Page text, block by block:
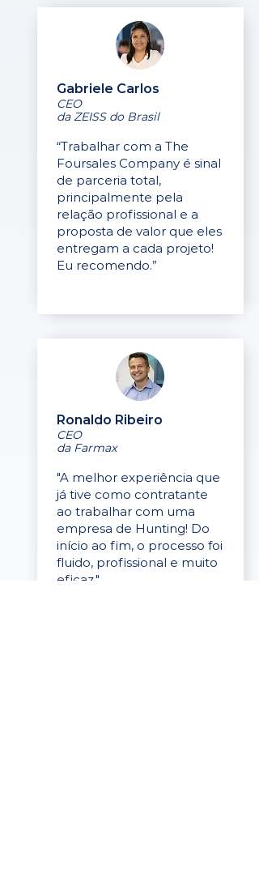
Gabriele Carlos
CEO
da ZEISS do Brasil
“Trabalhar com a The
Foursales Company é sinal
de parceria total,
principalmente pela
relação profissional e a
proposta de valor que eles
entregam a cada projeto!
Eu recomendo.”
Ronaldo Ribeiro
CEO
da Farmax
"A melhor experiência que
já tive como contratante
ao trabalhar com uma
empresa de Hunting! Do
início ao fim, o processo foi
fluido, profissional e muito
eficaz."